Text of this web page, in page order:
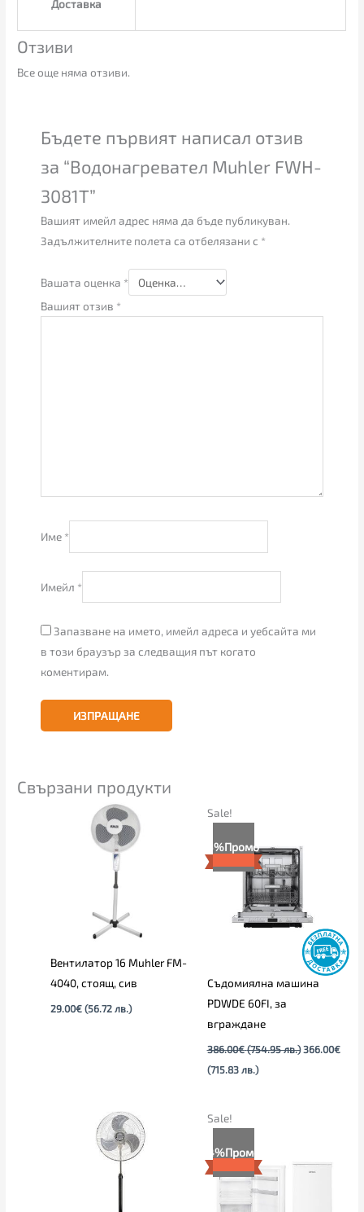
Доставка
Отзиви
Все още няма отзиви.
Бъдете първият написал отзив
за “Водонагревател Muhler FWH-
3081T”
Вашият имейл адрес няма да бъде публикуван.
Задължителните полета са отбелязани с *
Вашата оценка *
Вашият отзив *
Име *
Имейл *
Запазване на името, имейл адреса и уебсайта ми
в този браузър за следващия път когато
коментирам.
Свързани продукти
Вентилатор 16 Muhler FM-
4040, стоящ, сив
29.00€ (56.72 лв.)
Sale!
5%Промо
Съдомиялна машина
PDWDE 60FI, за
вграждане
386.00€ (754.95 лв.)
386.00€
366.00€
(715.83 лв.)
366.00€
(715.83
лв.).
Sale!
4%Промо
(459.62
(440.06
лв.).